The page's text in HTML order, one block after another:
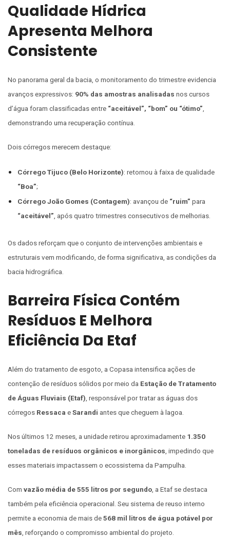
Qualidade Hídrica
Apresenta Melhora
Consistente
No panorama geral da bacia, o monitoramento do trimestre evidencia
avanços expressivos: 90% das amostras analisadas nos cursos
d’água foram classificadas entre “aceitável”, “bom” ou “ótimo”,
demonstrando uma recuperação contínua.
Dois córregos merecem destaque:
Córrego Tijuco (Belo Horizonte): retornou à faixa de qualidade
“Boa”;
Córrego João Gomes (Contagem): avançou de “ruim” para
“aceitável” , após quatro trimestres consecutivos de melhorias.
Os dados reforçam que o conjunto de intervenções ambientais e
estruturais vem modificando, de forma significativa, as condições da
bacia hidrográfica.
Barreira Física Contém
Resíduos E Melhora
Eficiência Da Etaf
Além do tratamento de esgoto, a Copasa intensifica ações de
contenção de resíduos sólidos por meio da Estação de Tratamento
de Águas Fluviais (Etaf) , responsável por tratar as águas dos
córregos Ressaca eSarandi antes que cheguem à lagoa.
Nos últimos 12 meses, a unidade retirou aproximadamente 1.350
toneladas de resíduos orgânicos e inorgânicos, impedindo que
esses materiais impactassem o ecossistema da Pampulha.
Com vazão média de 555 litros por segundo, a Etaf se destaca
também pela eficiência operacional. Seu sistema de reuso interno
permite a economia de mais de568 mil litros de água potável por
mês, reforçando o compromisso ambiental do projeto.